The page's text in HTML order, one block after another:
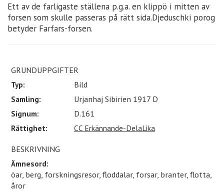
Ett av de farligaste ställena p.g.a. en klippö i mitten av
forsen som skulle passeras på rätt sida.Djeduschki porog
betyder Farfars-forsen.
GRUNDUPPGIFTER
Typ:
Bild
Samling:
Urjanhaj Sibirien 1917 D
Signum:
D.161
Rättighet:
CC Erkännande-DelaLika
BESKRIVNING
Ämnesord:
öar, berg, forskningsresor, floddalar, forsar, branter, flotta,
åror